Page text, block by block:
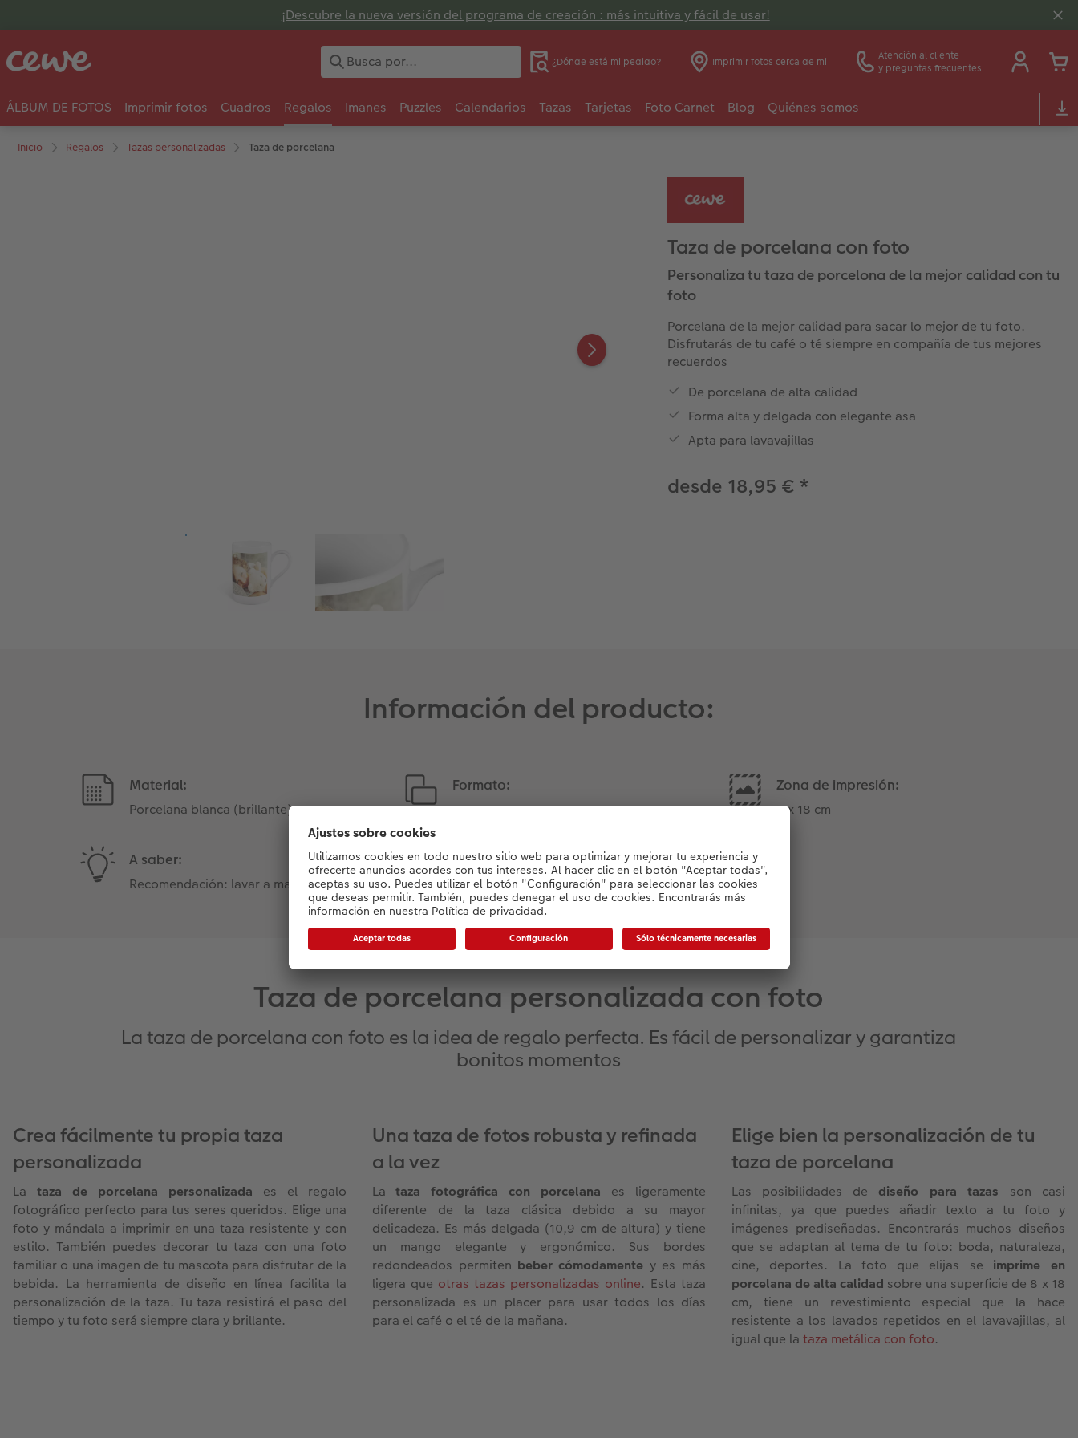
¡Descubre la nueva versión del programa de creación : más intuitiva y fácil de usar!
¿Dónde está mi pedido? Imprimir fotos cerca de mi
Atención al cliente
y preguntas frecuentes
ÁLBUM DE FOTOS Imprimir fotos Cuadros Regalos Imanes Puzzles Calendarios Tazas Tarjetas Foto Carnet Blog Quiénes somos
Inicio Regalos Tazas personalizadas Taza de porcelana
Taza de porcelana con foto
Personaliza tu taza de porcelona de la mejor calidad con tu
foto
Porcelana de la mejor calidad para sacar lo mejor de tu foto.
Disfrutarás de tu café o té siempre en compañía de tus mejores
recuerdos
De porcelana de alta calidad
Forma alta y delgada con elegante asa
Apta para lavavajillas
desde 18,95 € *
Información del producto:
Material:
Porcelana blanca (brillante)
Formato:
10,9 cm
Zona de impresión:
8 x 18 cm
A saber:
Recomendación: lavar a mano
Taza de porcelana personalizada con foto
La taza de porcelana con foto es la idea de regalo perfecta. Es fácil de personalizar y garantiza
bonitos momentos
Crea fácilmente tu propia taza
personalizada
La taza de porcelana personalizada es el regalo
fotográfico perfecto para tus seres queridos. Elige una
foto y mándala a imprimir en una taza resistente y con
estilo. También puedes decorar tu taza con una foto
familiar o una imagen de tu mascota para disfrutar de la
bebida. La herramienta de diseño en línea facilita la
personalización de la taza. Tu taza resistirá el paso del
tiempo y tu foto será siempre clara y brillante.
Una taza de fotos robusta y refinada
a la vez
La taza fotográfica con porcelana es ligeramente
diferente de la taza clásica debido a su mayor
delicadeza. Es más delgada (10,9 cm de altura) y tiene
un mango elegante y ergonómico. Sus bordes
redondeados permiten beber cómodamente y es más
ligera que otras tazas personalizadas online. Esta taza
personalizada es un placer para usar todos los días
para el café o el té de la mañana.
Elige bien la personalización de tu
taza de porcelana
Las posibilidades de diseño para tazas son casi
infinitas, ya que puedes añadir texto a tu foto y
imágenes prediseñadas. Encontrarás muchos diseños
que se adaptan al tema de tu foto: boda, naturaleza,
cine, deportes. La foto que elijas se imprime en
porcelana de alta calidad sobre una superficie de 8 x 18
cm, tiene un revestimiento especial que la hace
resistente a los lavados repetidos en el lavavajillas, al
igual que la taza metálica con foto.